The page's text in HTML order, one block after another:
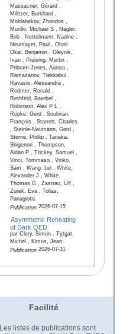
Massacrier, Gérard ,
Militzer, Burkhard ,
Moldabekov, Zhandos ,
Murillo, Michael S , Nagler,
Bob , Nettelmann, Nadine ,
Neumayer, Paul , Ofori-
Okai, Benjamin , Oleynik,
Ivan , Preising, Martin ,
Pribram-Jones, Aurora ,
Ramazanov, Tlekkabul ,
Ravasio, Alessandra ,
Redmer, Ronald ,
Rethfeld, Baerbel ,
Robinson, Alex P L ,
Röpke, Gerd , Soubiran,
François , Starrett, Charles
, Steinle-Neumann, Gerd ,
Sterne, Phillip , Tanaka,
Shigenori , Thompson,
Aidan P , Trickey, Samuel ,
Vinci, Tommaso , Vinko,
Sam , Wang, Lei , White,
Alexander J , White,
Thomas G , Zastrau, Ulf ,
Zurek, Eva , Tolias,
Panagiotis
Publication2026-07-15
Asymmetric Reheating
of Dark QED
par Clery, Simon , Tytgat,
Michel , Kimus, Jean
Publication2026-07-31
Facilité
Les listes de publications sont